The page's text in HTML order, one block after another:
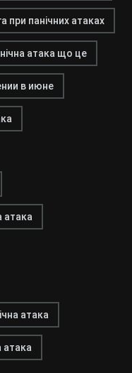
при панічних атаках
атака що це
в июне
атака
атака
атака